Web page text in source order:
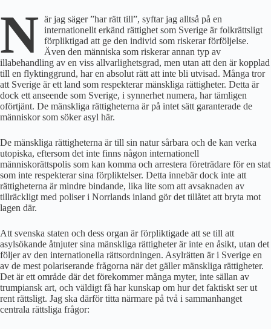
N är jag säger ”har rätt till”, syftar jag alltså på en
internationellt erkänd rättighet som Sverige är folkrättsligt
förpliktigad att ge den individ som riskerar förföljelse.
Även den människa som riskerar annan typ av
illabehandling av en viss allvarlighetsgrad, men utan att den är kopplad
till en flyktinggrund, har en absolut rätt att inte bli utvisad. Många tror
att Sverige är ett land som respekterar mänskliga rättigheter. Detta är
dock ett anseende som Sverige, i synnerhet numera, har tämligen
oförtjänt. De mänskliga rättigheterna är på intet sätt garanterade de
människor som söker asyl här.
De mänskliga rättigheterna är till sin natur sårbara och de kan verka
utopiska, eftersom det inte finns någon internationell
människorättspolis som kan komma och arrestera företrädare för en stat
som inte respekterar sina förpliktelser. Detta innebär dock inte att
rättigheterna är mindre bindande, lika lite som att avsaknaden av
tillräckligt med poliser i Norrlands inland gör det tillåtet att bryta mot
lagen där.
Att svenska staten och dess organ är förpliktigade att se till att
asylsökande åtnjuter sina mänskliga rättigheter är inte en åsikt, utan det
följer av den internationella rättsordningen. Asylrätten är i Sverige en
av de mest polariserande frågorna när det gäller mänskliga rättigheter.
Det är ett område där det förekommer många myter, inte sällan av
trumpiansk art, och väldigt få har kunskap om hur det faktiskt ser ut
rent rättsligt. Jag ska därför titta närmare på två i sammanhanget
centrala rättsliga frågor: